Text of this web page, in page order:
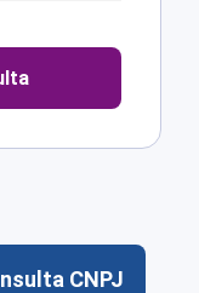
CNPJ